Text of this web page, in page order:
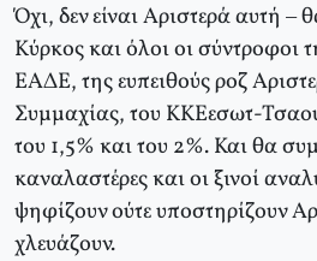
Όχι, δεν είναι Αριστερά αυτή –
Κύρκος και όλοι οι σύντροφοι
ΕΑΔΕ, της ευπειθούς ροζ
Συμμαχίας, του ΚΚΕεσωτ-
του 1,5% και του 2%. Και θα
καναλαστέρες και οι ξινοί
ψηφίζουν ούτε υποστηρίζουν
χλευάζουν.